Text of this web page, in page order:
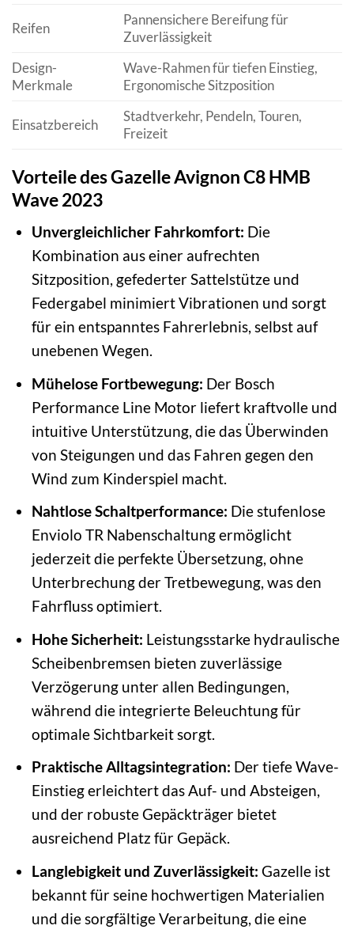
Reifen
Pannensichere Bereifung für
Zuverlässigkeit
Design-
Merkmale
Wave-Rahmen für tiefen Einstieg,
Ergonomische Sitzposition
Einsatzbereich
Stadtverkehr, Pendeln, Touren,
Freizeit
Vorteile des Gazelle Avignon C8 HMB
Wave 2023
Unvergleichlicher Fahrkomfort: Die
Kombination aus einer aufrechten
Sitzposition, gefederter Sattelstütze und
Federgabel minimiert Vibrationen und sorgt
für ein entspanntes Fahrerlebnis, selbst auf
unebenen Wegen.
Mühelose Fortbewegung: Der Bosch
Performance Line Motor liefert kraftvolle und
intuitive Unterstützung, die das Überwinden
von Steigungen und das Fahren gegen den
Wind zum Kinderspiel macht.
Nahtlose Schaltperformance: Die stufenlose
Enviolo TR Nabenschaltung ermöglicht
jederzeit die perfekte Übersetzung, ohne
Unterbrechung der Tretbewegung, was den
Fahrfluss optimiert.
Hohe Sicherheit: Leistungsstarke hydraulische
Scheibenbremsen bieten zuverlässige
Verzögerung unter allen Bedingungen,
während die integrierte Beleuchtung für
optimale Sichtbarkeit sorgt.
Praktische Alltagsintegration: Der tiefe Wave-
Einstieg erleichtert das Auf- und Absteigen,
und der robuste Gepäckträger bietet
ausreichend Platz für Gepäck.
Langlebigkeit und Zuverlässigkeit: Gazelle ist
bekannt für seine hochwertigen Materialien
und die sorgfältige Verarbeitung, die eine